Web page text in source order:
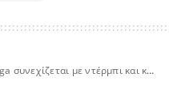
με ντέρμπι και κρίσιμα παιχνίδια